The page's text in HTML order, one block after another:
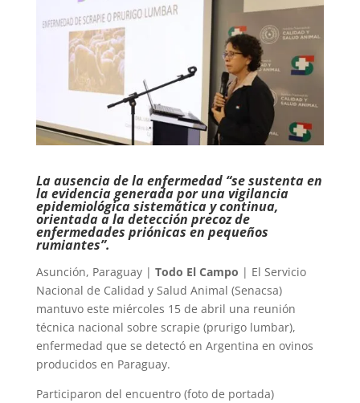
La ausencia de la enfermedad “se sustenta en
la evidencia generada por una vigilancia
epidemiológica sistemática y continua,
orientada a la detección precoz de
enfermedades priónicas en pequeños
rumiantes”.
Asunción, Paraguay | Todo El Campo | El Servicio
Nacional de Calidad y Salud Animal (Senacsa)
mantuvo este miércoles 15 de abril una reunión
técnica nacional sobre scrapie (prurigo lumbar),
enfermedad que se detectó en Argentina en ovinos
producidos en Paraguay.
Participaron del encuentro (foto de portada)